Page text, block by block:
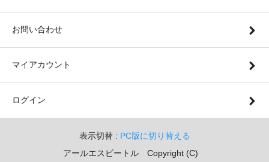
お問い合わせ
マイアカウント
ログイン
表示切替 : PC版に切り替える
アールエスビートル Copyright (C)